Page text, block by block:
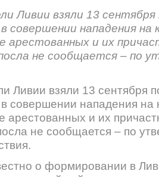
Ливии взяли 13
совершении нападения
арестованных и их
не сообщается – по
Ливии взяли 13 сентября
совершении нападения на
арестованных и их
не сообщается – по
о формировании в